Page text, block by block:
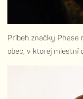
Príbeh značky Phase
obec, v ktorej miestní